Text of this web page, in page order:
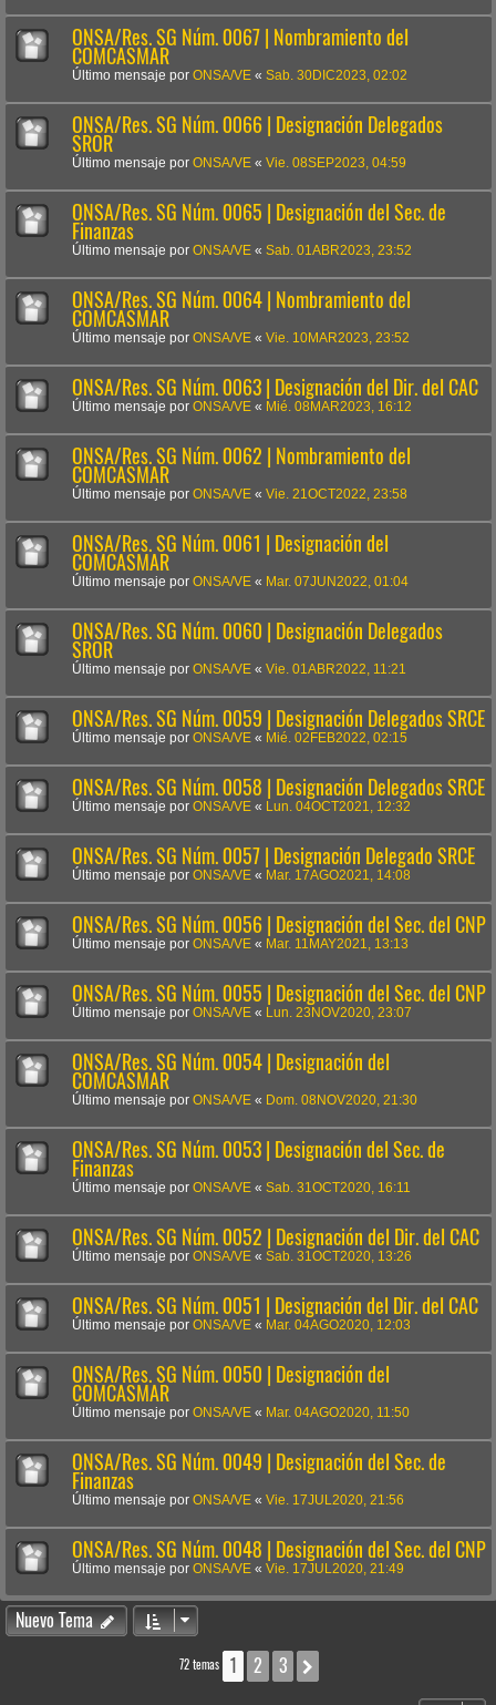
ONSA/Res. SG Núm. 0067 | Nombramiento del
COMCASMAR
Último mensaje por ONSA/VE « Sab. 30DIC2023, 02:02
ONSA/Res. SG Núm. 0066 | Designación Delegados
SROR
Último mensaje por ONSA/VE « Vie. 08SEP2023, 04:59
ONSA/Res. SG Núm. 0065 | Designación del Sec. de
Finanzas
Último mensaje por ONSA/VE « Sab. 01ABR2023, 23:52
ONSA/Res. SG Núm. 0064 | Nombramiento del
COMCASMAR
Último mensaje por ONSA/VE « Vie. 10MAR2023, 23:52
ONSA/Res. SG Núm. 0063 | Designación del Dir. del CAC
Último mensaje por ONSA/VE « Mié. 08MAR2023, 16:12
ONSA/Res. SG Núm. 0062 | Nombramiento del
COMCASMAR
Último mensaje por ONSA/VE « Vie. 21OCT2022, 23:58
ONSA/Res. SG Núm. 0061 | Designación del
COMCASMAR
Último mensaje por ONSA/VE « Mar. 07JUN2022, 01:04
ONSA/Res. SG Núm. 0060 | Designación Delegados
SROR
Último mensaje por ONSA/VE « Vie. 01ABR2022, 11:21
ONSA/Res. SG Núm. 0059 | Designación Delegados SRCE
Último mensaje por ONSA/VE « Mié. 02FEB2022, 02:15
ONSA/Res. SG Núm. 0058 | Designación Delegados SRCE
Último mensaje por ONSA/VE « Lun. 04OCT2021, 12:32
ONSA/Res. SG Núm. 0057 | Designación Delegado SRCE
Último mensaje por ONSA/VE « Mar. 17AGO2021, 14:08
ONSA/Res. SG Núm. 0056 | Designación del Sec. del CNP
Último mensaje por ONSA/VE « Mar. 11MAY2021, 13:13
ONSA/Res. SG Núm. 0055 | Designación del Sec. del CNP
Último mensaje por ONSA/VE « Lun. 23NOV2020, 23:07
ONSA/Res. SG Núm. 0054 | Designación del
COMCASMAR
Último mensaje por ONSA/VE « Dom. 08NOV2020, 21:30
ONSA/Res. SG Núm. 0053 | Designación del Sec. de
Finanzas
Último mensaje por ONSA/VE « Sab. 31OCT2020, 16:11
ONSA/Res. SG Núm. 0052 | Designación del Dir. del CAC
Último mensaje por ONSA/VE « Sab. 31OCT2020, 13:26
ONSA/Res. SG Núm. 0051 | Designación del Dir. del CAC
Último mensaje por ONSA/VE « Mar. 04AGO2020, 12:03
ONSA/Res. SG Núm. 0050 | Designación del
COMCASMAR
Último mensaje por ONSA/VE « Mar. 04AGO2020, 11:50
ONSA/Res. SG Núm. 0049 | Designación del Sec. de
Finanzas
Último mensaje por ONSA/VE « Vie. 17JUL2020, 21:56
ONSA/Res. SG Núm. 0048 | Designación del Sec. del CNP
Último mensaje por ONSA/VE « Vie. 17JUL2020, 21:49
Nuevo Tema
72 temas 1 2 3